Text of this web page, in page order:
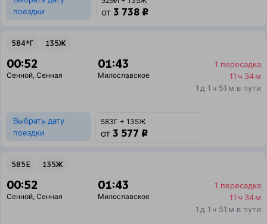
поездки
от 3 738 ₽
584*Г 135Ж
00:52
Сенной, Сенная
01:43
Милославское
1 пересадка
11 ч 34 м
1 д 1 ч 51 м в пути
Выбрать дату
поездки
583Г + 135Ж
от 3 577 ₽
585Е 135Ж
00:52
Сенной, Сенная
01:43
Милославское
1 пересадка
11 ч 34 м
1 д 1 ч 51 м в пути